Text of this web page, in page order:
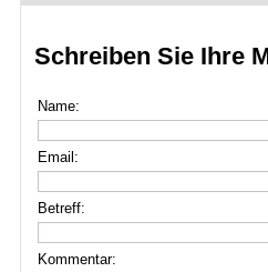
Schreiben Sie Ihre
Name:
Email:
Betreff:
Kommentar: